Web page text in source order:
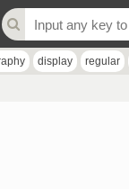
display regular